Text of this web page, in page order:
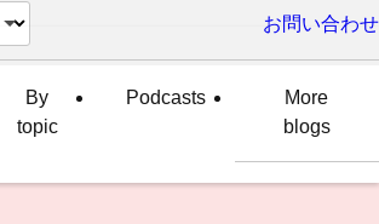
お問い合わせ
By
topic
Podcasts
More
blogs